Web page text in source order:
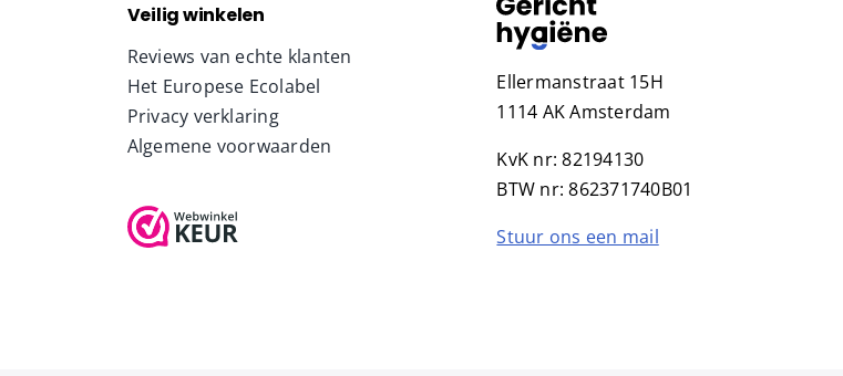
Veilig winkelen
Reviews van echte klanten
Het Europese Ecolabel
Privacy verklaring
Algemene voorwaarden
Ellermanstraat 15H
1114 AK Amsterdam
KvK nr: 82194130
BTW nr: 862371740B01
Stuur ons een mail